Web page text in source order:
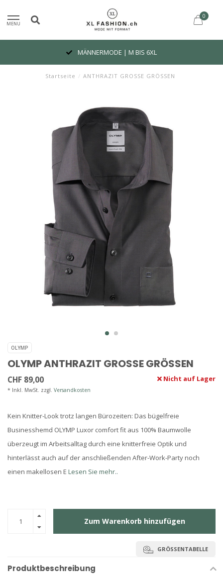
MENU
0
MÄNNERMODE | M BIS 6XL
Startseite / ANTHRAZIT GROSSE GRÖSSEN
OLYMP
OLYMP ANTHRAZIT GROSSE GRÖSSEN
CHF 89,00
* Inkl. MwSt. zzgl. Versandkosten
Nicht auf Lager
Kein Knitter-Look trotz langen Bürozeiten: Das bügelfreie
Businesshemd OLYMP Luxor comfort fit aus 100% Baumwolle
überzeugt im Arbeitsalltag durch eine knitterfreie Optik und
hinterlässt auch auf der anschließenden After-Work-Party noch
einen makellosen E Lesen Sie mehr..
Zum Warenkorb hinzufügen
GRÖSSENTABELLE
Produktbeschreibung